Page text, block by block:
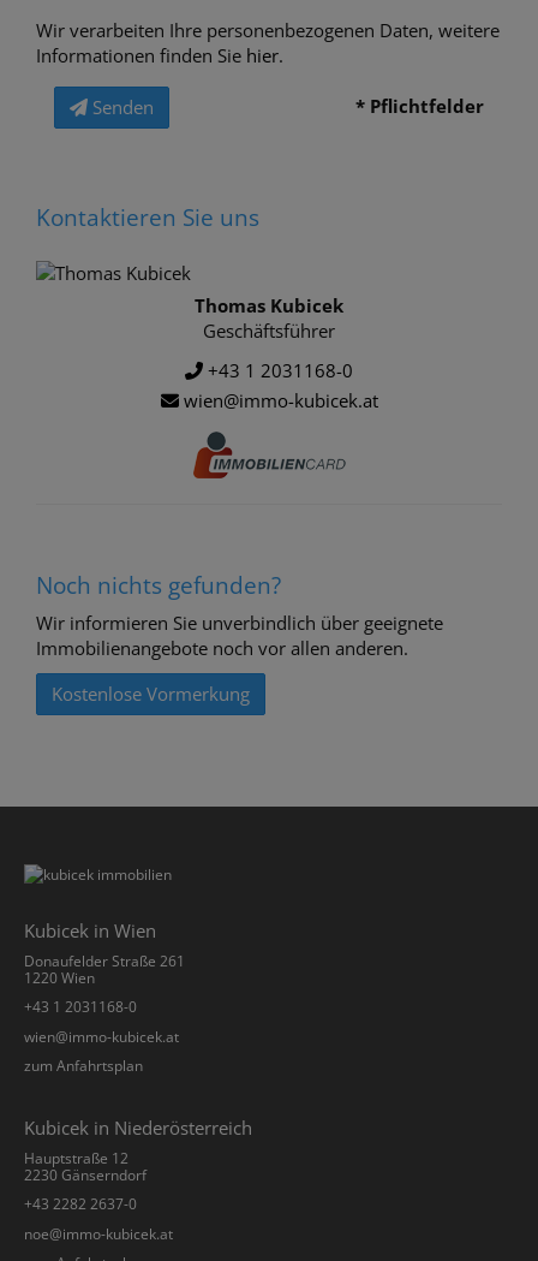
Wir verarbeiten Ihre personenbezogenen Daten, weitere
Informationen finden Sie hier.
Senden * Pflichtfelder
Kontaktieren Sie uns
Thomas Kubicek
Geschäftsführer
+43 1 2031168-0
wien@immo-kubicek.at
Noch nichts gefunden?
Wir informieren Sie unverbindlich über geeignete
Immobilienangebote noch vor allen anderen.
Kostenlose Vormerkung
Kubicek in Wien
Donaufelder Straße 261
1220 Wien
+43 1 2031168-0
­wien@immo-kubicek.at
zum Anfahrtsplan
Kubicek in Niederösterreich
Hauptstraße 12
2230 Gänserndorf
+43 2282 2637-0
­noe@immo-kubicek.at